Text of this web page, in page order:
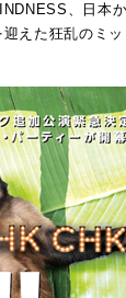
、日本
えた狂乱のミ